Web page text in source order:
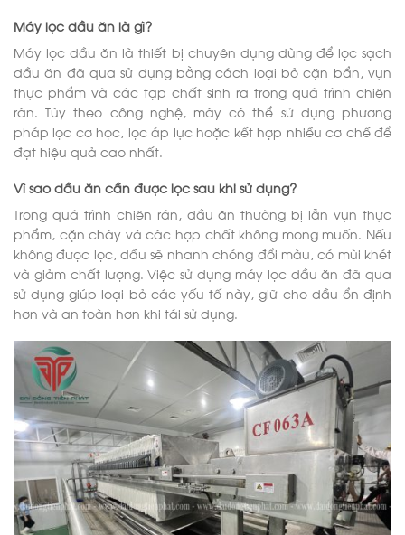
Máy lọc dầu ăn là gì?
Máy lọc dầu ăn là thiết bị chuyên dụng dùng để lọc sạch
dầu ăn đã qua sử dụng bằng cách loại bỏ cặn bẩn, vụn
thực phẩm và các tạp chất sinh ra trong quá trình chiên
rán. Tùy theo công nghệ, máy có thể sử dụng phương
pháp lọc cơ học, lọc áp lực hoặc kết hợp nhiều cơ chế để
đạt hiệu quả cao nhất.
Vì sao dầu ăn cần được lọc sau khi sử dụng?
Trong quá trình chiên rán, dầu ăn thường bị lẫn vụn thực
phẩm, cặn cháy và các hợp chất không mong muốn. Nếu
không được lọc, dầu sẽ nhanh chóng đổi màu, có mùi khét
và giảm chất lượng. Việc sử dụng máy lọc dầu ăn đã qua
sử dụng giúp loại bỏ các yếu tố này, giữ cho dầu ổn định
hơn và an toàn hơn khi tái sử dụng.